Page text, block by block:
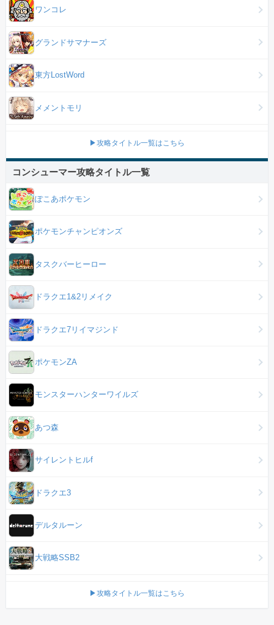
ワンコレ
グランドサマナーズ
東方LostWord
メメントモリ
▶攻略タイトル一覧はこちら
コンシューマー攻略タイトル一覧
ぽこあポケモン
ポケモンチャンピオンズ
タスクバーヒーロー
ドラクエ1&2リメイク
ドラクエ7リイマジンド
ポケモンZA
モンスターハンターワイルズ
あつ森
サイレントヒルf
ドラクエ3
デルタルーン
大戦略SSB2
▶攻略タイトル一覧はこちら